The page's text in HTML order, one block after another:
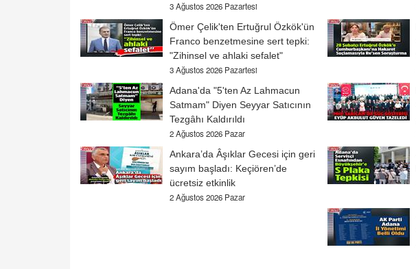
3 Ağustos 2026 Pazartesi
Ömer Çelik'ten Ertuğrul Özkök'ün
Franco benzetmesine sert tepki:
"Zihinsel ve ahlaki sefalet"
3 Ağustos 2026 Pazartesi
Adana'da "5'ten Az Lahmacun
Satmam" Diyen Seyyar Satıcının
Tezgâhı Kaldırıldı
2 Ağustos 2026 Pazar
Ankara’da Âşıklar Gecesi için geri
sayım başladı: Keçiören’de
ücretsiz etkinlik
2 Ağustos 2026 Pazar